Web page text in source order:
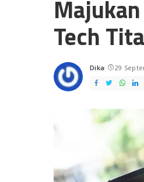
Tech
Posted
by
Dika 29